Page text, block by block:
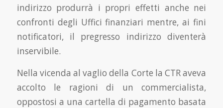
indirizzo produrrà i propri effetti anche nei
confronti degli Uffici finanziari mentre, ai fini
notificatori, il pregresso indirizzo diventerà
inservibile.
Nella vicenda al vaglio della Corte la CTR aveva
accolto le ragioni di un commercialista,
oppostosi a una cartella di pagamento basata